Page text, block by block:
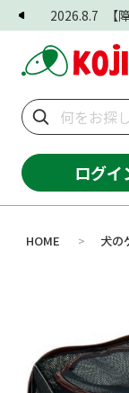
2026.8.7 【
ログイ
HOME > 犬の